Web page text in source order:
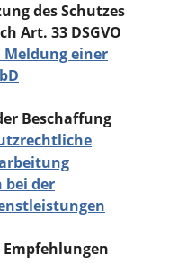
des Schutzes
Art. 33 DSGVO
einer
Beschaffung
bei der